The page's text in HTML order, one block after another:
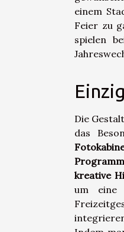
einem
Feier zu
spielen
Die
das
kreative
um eine